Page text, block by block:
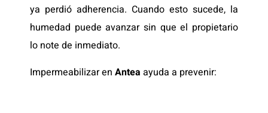
ya perdió adherencia. Cuando esto sucede, la
humedad puede avanzar sin que el propietario
lo note de inmediato.
Impermeabilizar en Antea ayuda a prevenir: